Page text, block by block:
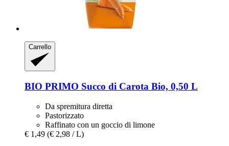
Carrello
BIO PRIMO Succo di Carota Bio, 0,50 L
Da spremitura diretta
Pastorizzato
Raffinato con un goccio di limone
€ 1,49 (€ 2,98 / L)